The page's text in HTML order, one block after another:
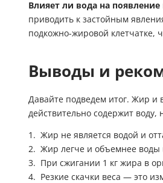
Влияет ли вода на
приводить к застойным
подкожно-жировой клетчатке,
Выводы и
Давайте подведем итог. Жир и
действительно содержит
Жир не является водой и
Жир легче и объемнее
При сжигании 1 кг жира в
Резкие скачки веса — это